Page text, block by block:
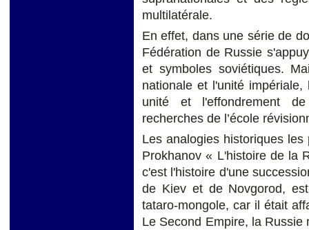
multilatérale.
En effet, dans une série de
Fédération de Russie
et symboles soviétiques.
nationale et l'unité
unité et l'effondrement
recherches de l’école
Les analogies historiques
Prokhanov « L'histoire de la
c'est l'histoire d'une
de Kiev et de Novgorod,
tataro-mongole, car il était
Le Second Empire, la